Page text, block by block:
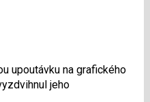
upoutávku na grafického
jeho